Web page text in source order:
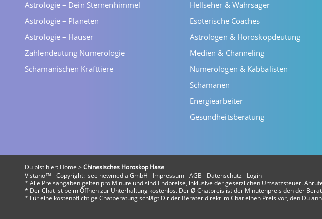
Astrologie – Dein Sternenhimmel
Astrologie – Planeten
Astrologie – Häuser
Zahlendeutung Numerologie
Schamanischen Krafttiere
Hellseher & Wahrsager
Esoterische Coaches
Astrologen & Horoskopdeutung
Medien & Channeling
Numerologen & Kabbalisten
Schamanen
Energiearbeiter
Gesundheitsberatung
Du bist hier: Home > Chinesisches Horoskop Hase
Vistano™ - Copyright: isee newmedia GmbH - Impressum-AGB - Datenschutz - Login
* Alle Preisangaben gelten pro Minute und sind Endpreise, inklusive der gesetzlichen Umsatzsteuer.
* Der Chat ist beim Öffnen zur Unterhaltung kostenlos. Der Ø-Chatpreis ist der Minutenpreis den der
* Für eine kostenpflichtige Chatberatung schlägt Dir der Berater direkt im Chat einen Preis vor, den Du